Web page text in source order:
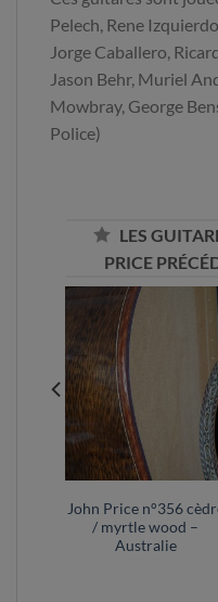
Pelech, Rene
Jorge Caballero,
Jason Behr, Muriel
Mowbray, George
Police)
LES
PRICE
John Price n°356
/ myrtle wood –
Australie